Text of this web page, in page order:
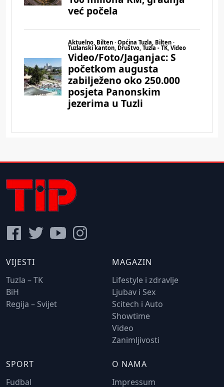
VIJESTI
Tuzla – TK
BiH
Regija – Svijet
MAGAZIN
Lifestyle i zdravlje
Ljubav i Sex
Scitech i Auto
Showtime
Video
Zanimljivosti
SPORT
Fudbal
O NAMA
Impressum